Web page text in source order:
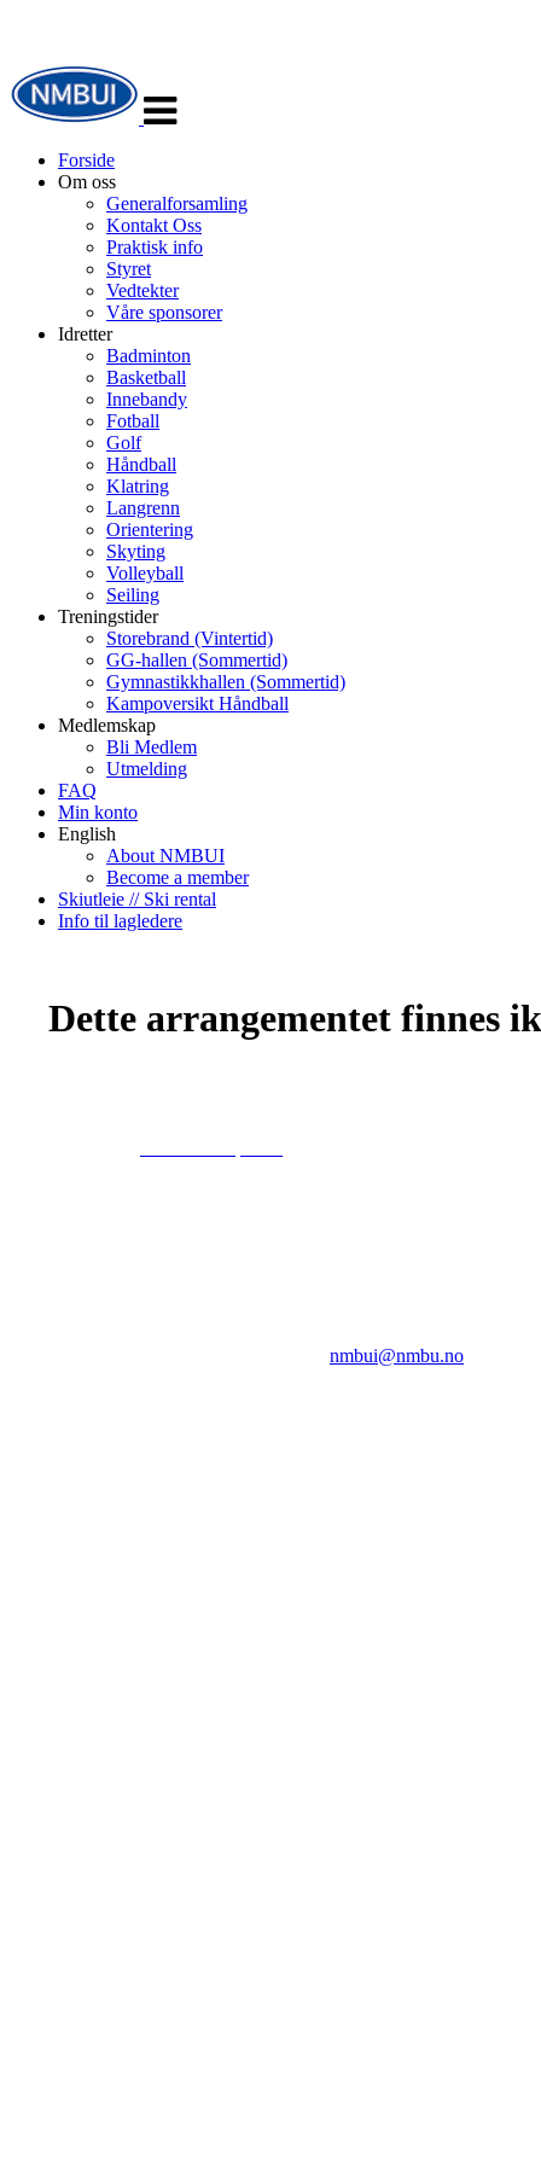
navigasjon
Forside
Om oss
Generalforsamling
Kontakt Oss
Praktisk info
Styret
Vedtekter
Våre sponsorer
Idretter
Badminton
Basketball
Innebandy
Fotball
Golf
Håndball
Klatring
Langrenn
Orientering
Skyting
Volleyball
Seiling
Treningstider
Storebrand (Vintertid)
GG-hallen (Sommertid)
Gymnastikkhallen (Sommertid)
Kampoversikt Håndball
Medlemskap
Bli Medlem
Utmelding
FAQ
Min konto
English
About NMBUI
Become a member
Skiutleie // Ski rental
Info til lagledere
Dette arrangementet finnes
nmbui@nmbu.no